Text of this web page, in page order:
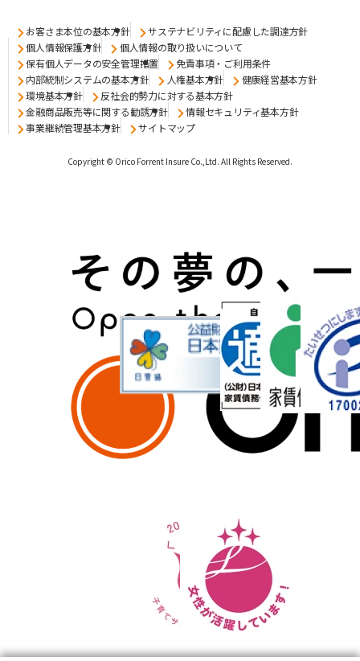
お客さま本位の基本方針
サステナビリティに配慮した調達方針
個人情報保護方針
個人情報の取り扱いについて
保有個人データの安全管理措置
免責事項・ご利用条件
内部統制システムの基本方針
人権基本方針
健康経営基本方針
環境基本方針
反社会的勢力に対する基本方針
金融商品販売等に関する勧誘方針
情報セキュリティ基本方針
事業継続管理基本方針
サイトマップ
Copyright © Orico Forrent Insure Co.,Ltd. All Rights Reserved.